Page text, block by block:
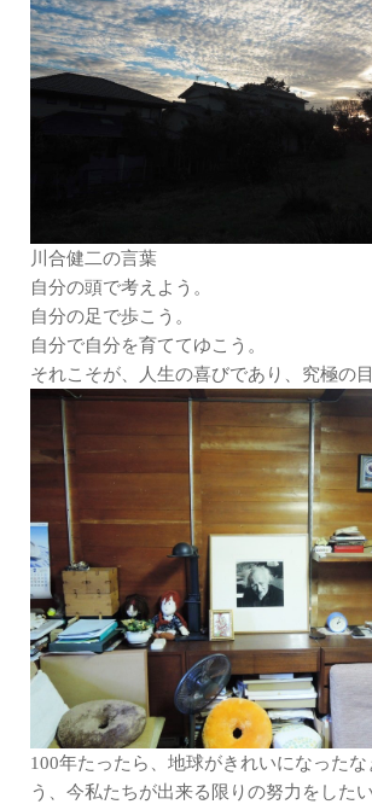
川合健二の言葉
自分の頭で考えよう。
自分の足で歩こう。
自分で自分を育ててゆこう。
それこそが、人生の喜びであり、究極の目
100年たったら、地球がきれいになったな
う、今私たちが出来る限りの努力をしたい